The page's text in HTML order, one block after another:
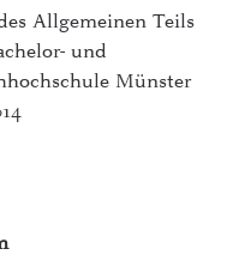
mit Angeboten
Allgemeinen Teils
und
Münster